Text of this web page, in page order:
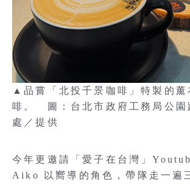
▲品嘗「北投千景咖啡」特製的薰
啡。 圖：台北市政府工務局公園
處／提供
今年更邀請「愛子在台灣」
Aiko 以嚮導的角色，帶隊走一遍